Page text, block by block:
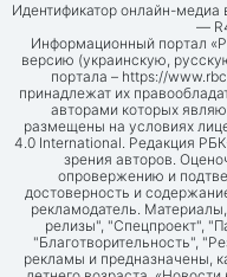
Идентификатор онлайн-медиа
—
Информационный портал
версию (украинскую,
портала – https://
принадлежат их
авторами которых
размещены на условиях
4.0 International. Редакция
зрения авторов.
опровержению и
достоверность и
рекламодатель.
релизы", "Спецпроект",
"Благотворительность",
рекламы и предназначены,